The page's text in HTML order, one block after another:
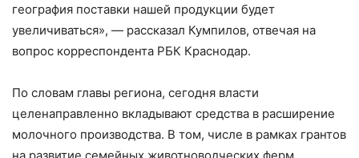
география поставки нашей продукции будет
увеличиваться», — рассказал Кумпилов, отвечая на
вопрос корреспондента РБК Краснодар.
По словам главы региона, сегодня власти
целенаправленно вкладывают средства в расширение
молочного производства. В том, числе в рамках грантов
на развитие семейных животноводческих ферм.